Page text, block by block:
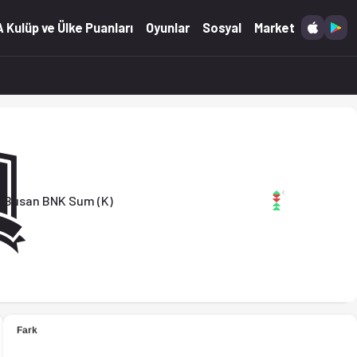
Kulüp ve Ülke Puanları Oyunlar Sosyal Market
(K)
Busan BNK Sum (K)